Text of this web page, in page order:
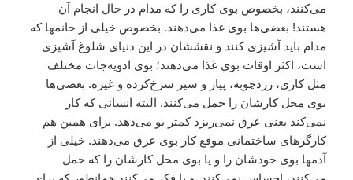
مى‌کنند، بخصوص بوى کارى را که مدام در حال انجام آن
هستند! بعضى‌ها بوى غذا مى‌دهند. بخصوص خيلى از خانمها که
مدام بايد آشپزى کنند و نقششان در اين دنياى شلوغ آشپزى
است، اکثر اوقات بوى غذا مى‌دهند؛ بوى ادويه‌جات مختلف
مثل کارى، زردچوبه، پياز و سير سرخ‌کرده و غيره. بعضى‌ها
بوى محل کارشان را حمل مى‌کنند. البته انسانى که کار
نمى‌کند يعنى عرق نمى‌ريزد کمتر بو مى‌دهد. براى همين هم
کارگرهاى ساختمانى موقع کار بوى عرق مى‌دهند. خيلى از
آدمها بوى خودشان را و يا بوى محل کارشان را که حمل